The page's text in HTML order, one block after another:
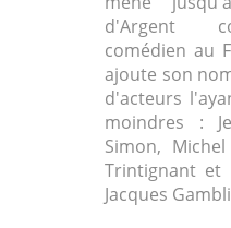
d'Argent
comédien au
ajoute son
d'acteurs
moindres :
Simon,
Trintignant et
Jacques